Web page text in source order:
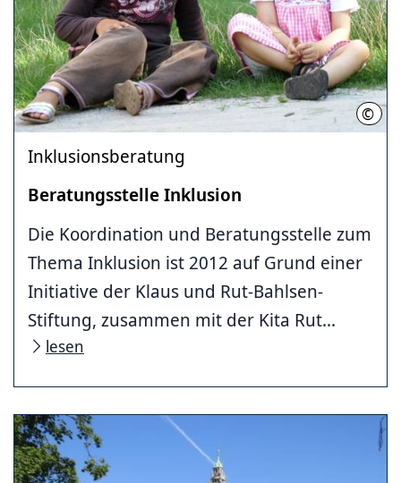
©
Inklusionsberatung
Beratungsstelle Inklusion
Die Koordination und Beratungsstelle zum
Thema Inklusion ist 2012 auf Grund einer
Initiative der Klaus und Rut-Bahlsen-
Stiftung, zusammen mit der Kita Rut...
lesen